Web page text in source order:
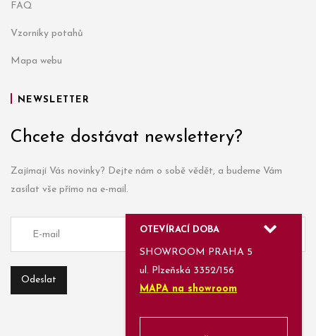
FAQ
Vzorníky potahů
Mapa webu
NEWSLETTER
Chcete dostávat newslettery?
Zajímají Vás novinky? Dejte nám o sobě vědět, a budeme Vám
zasílat vše přímo na e-mail.
OTEVÍRACÍ DOBA
SHOWROOM PRAHA 5
ul. Plzeňská 3352/156
MAPA na showroom